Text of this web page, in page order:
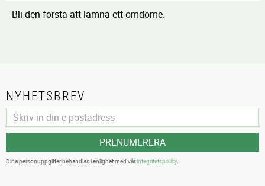
Bli den första att lämna ett omdöme.
NYHETSBREV
PRENUMERERA
Dina personuppgifter behandlas i enlighet med vårintegritetspolicy.